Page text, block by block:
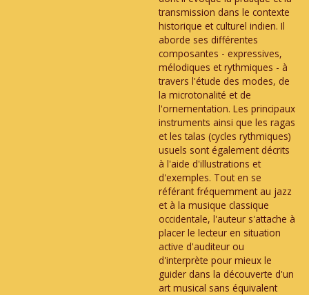
transmission dans le contexte
historique et culturel indien. Il
aborde ses différentes
composantes - expressives,
mélodiques et rythmiques - à
travers l'étude des modes, de
la microtonalité et de
l'ornementation. Les principaux
instruments ainsi que les ragas
et les talas (cycles rythmiques)
usuels sont également décrits
à l'aide d'illustrations et
d'exemples. Tout en se
référant fréquemment au jazz
et à la musique classique
occidentale, l'auteur s'attache à
placer le lecteur en situation
active d'auditeur ou
d'interprète pour mieux le
guider dans la découverte d'un
art musical sans équivalent